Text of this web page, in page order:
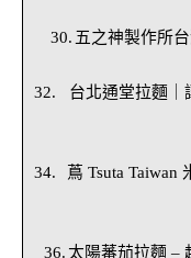
五之神製作所
台北通堂拉麵｜
蔦 Tsuta Taiwan
太陽蕃茄拉麵 –